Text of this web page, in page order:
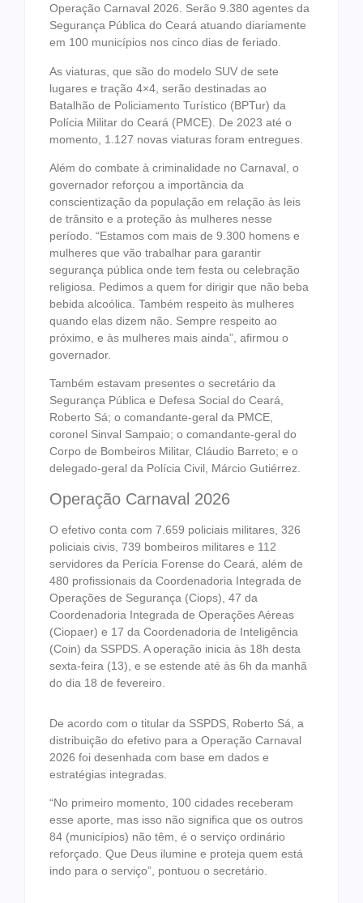
Operação Carnaval 2026. Serão 9.380 agentes da
Segurança Pública do Ceará atuando diariamente
em 100 municípios nos cinco dias de feriado.
As viaturas, que são do modelo SUV de sete
lugares e tração 4×4, serão destinadas ao
Batalhão de Policiamento Turístico (BPTur) da
Polícia Militar do Ceará (PMCE). De 2023 até o
momento, 1.127 novas viaturas foram entregues.
Além do combate à criminalidade no Carnaval, o
governador reforçou a importância da
conscientização da população em relação às leis
de trânsito e a proteção às mulheres nesse
período. “Estamos com mais de 9.300 homens e
mulheres que vão trabalhar para garantir
segurança pública onde tem festa ou celebração
religiosa. Pedimos a quem for dirigir que não beba
bebida alcoólica. Também respeito às mulheres
quando elas dizem não. Sempre respeito ao
próximo, e às mulheres mais ainda”, afirmou o
governador.
Também estavam presentes o secretário da
Segurança Pública e Defesa Social do Ceará,
Roberto Sá; o comandante-geral da PMCE,
coronel Sinval Sampaio; o comandante-geral do
Corpo de Bombeiros Militar, Cláudio Barreto; e o
delegado-geral da Polícia Civil, Márcio Gutiérrez.
Operação Carnaval 2026
O efetivo conta com 7.659 policiais militares, 326
policiais civis, 739 bombeiros militares e 112
servidores da Perícia Forense do Ceará, além de
480 profissionais da Coordenadoria Integrada de
Operações de Segurança (Ciops), 47 da
Coordenadoria Integrada de Operações Aéreas
(Ciopaer) e 17 da Coordenadoria de Inteligência
(Coin) da SSPDS. A operação inicia às 18h desta
sexta-feira (13), e se estende até às 6h da manhã
do dia 18 de fevereiro.
De acordo com o titular da SSPDS, Roberto Sá, a
distribuição do efetivo para a Operação Carnaval
2026 foi desenhada com base em dados e
estratégias integradas.
“No primeiro momento, 100 cidades receberam
esse aporte, mas isso não significa que os outros
84 (municípios) não têm, é o serviço ordinário
reforçado. Que Deus ilumine e proteja quem está
indo para o serviço”, pontuou o secretário.